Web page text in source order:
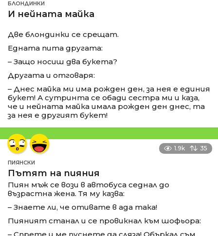
БЛОНДИНКИ
И нейната майка
Две блондинки се срещат.
Едната пита другата:
– Защо носиш два букета?
Другата и отговаря:
– Днес майка ми има рожден ден, за нея е единия
букет! А сутринта се обади сестра ми и каза,
че и нейната майка имала рожден ден днес, та
за нея е другият букет!
1.9k 35
ПИЯНСКИ
Пътят на пияния
Пиян мъж се вози в автобуса седнал до
възрастна жена. Тя му казва:
– Знаете ли, че отивате в ада така!
Пияният станал и се провикнал към шофьора: